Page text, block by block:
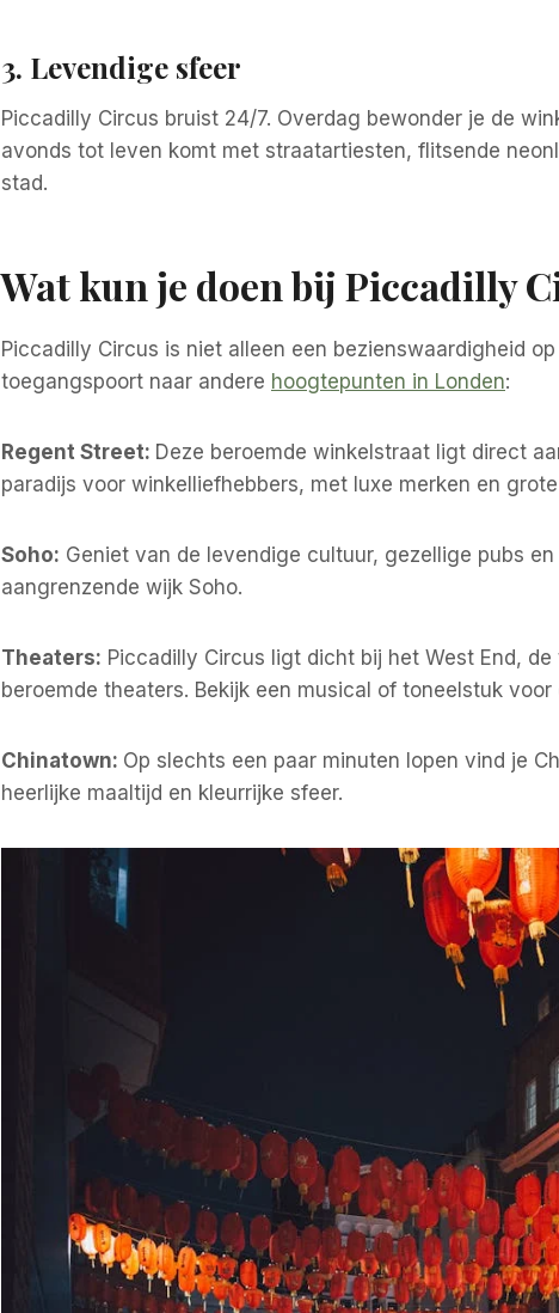
3. Levendige sfeer
Piccadilly Circus bruist 24/7. Overdag bewonder je de
avonds tot leven komt met straatartiesten, flitsende
stad.
Wat kun je doen bij Piccadilly
Piccadilly Circus is niet alleen een bezienswaardigheid
toegangspoort naar andere hoogtepunten in Londen:
Regent Street: Deze beroemde winkelstraat ligt direct
paradijs voor winkelliefhebbers, met luxe merken en
Soho: Geniet van de levendige cultuur, gezellige pubs
aangrenzende wijk Soho.
Theaters: Piccadilly Circus ligt dicht bij het West End,
beroemde theaters. Bekijk een musical of toneelstuk
Chinatown: Op slechts een paar minuten lopen vind je
heerlijke maaltijd en kleurrijke sfeer.